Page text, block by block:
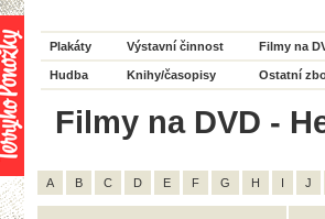
Plakáty Výstavní činnost Filmy na
Hudba Knihy/časopisy Ostatní
Filmy na DVD -
A B C D E F G H I J